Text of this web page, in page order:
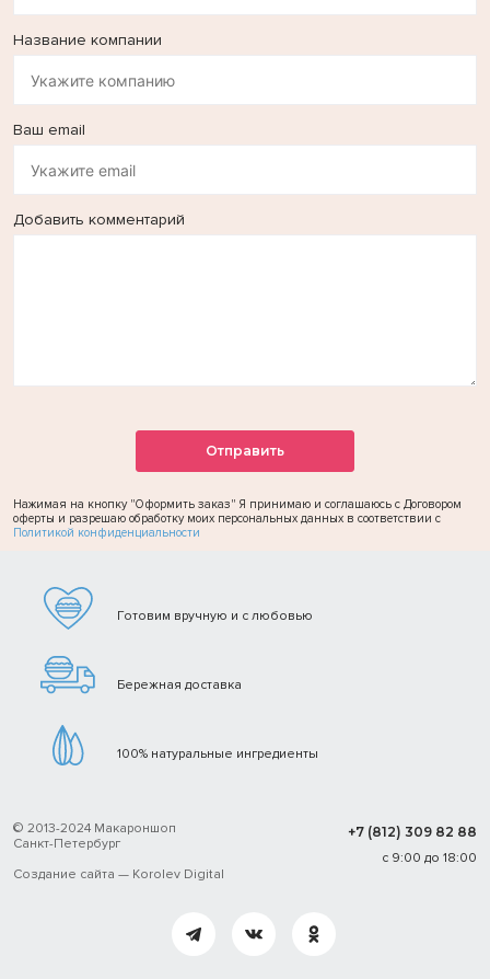
Название компании
Ваш email
Добавить комментарий
Нажимая на кнопку "Оформить заказ" Я принимаю и соглашаюсь с Договором
оферты и разрешаю обработку моих персональных данных в соответствии с
Политикой конфиденциальности
Готовим вручную и с любовью
Бережная доставка
100% натуральные ингредиенты
© 2013-2024 Макароншоп
Санкт-Петербург
Создание сайта — Korolev Digital
+7 (812) 309 82 88
с 9:00 до 18:00